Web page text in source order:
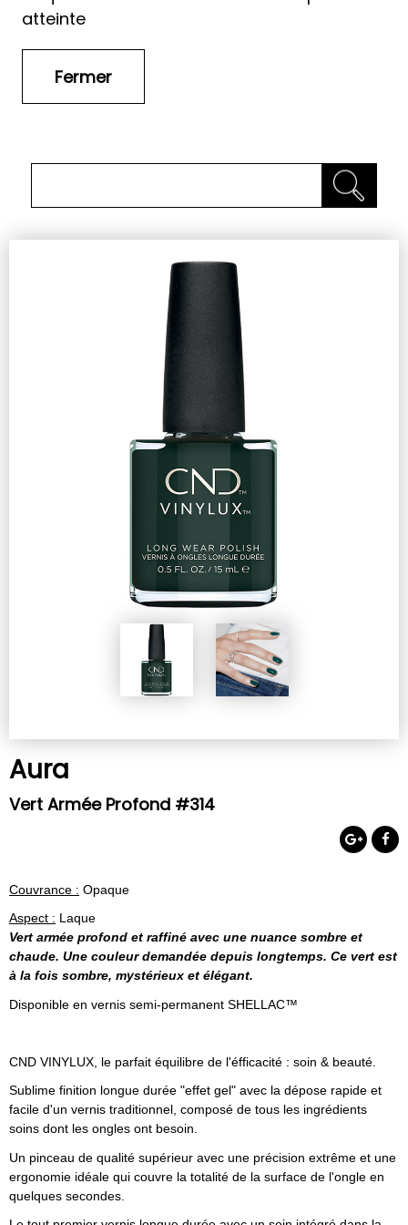
atteinte
Aura
Vert Armée Profond #314
Couvrance : Opaque
Aspect : Laque
Vert armée profond et raffiné avec une nuance sombre et
chaude. Une couleur demandée depuis longtemps. Ce vert est
à la fois sombre, mystérieux et élégant.
Disponible en vernis semi-permanent SHELLAC™
CND VINYLUX, le parfait équilibre de l'éfficacité : soin & beauté.
Sublime finition longue durée "effet gel" avec la dépose rapide et
facile d'un vernis traditionnel, composé de tous les ingrédients
soins dont les ongles ont besoin.
Un pinceau de qualité supérieur avec une précision extrême et une
ergonomie idéale qui couvre la totalité de la surface de l'ongle en
quelques secondes.